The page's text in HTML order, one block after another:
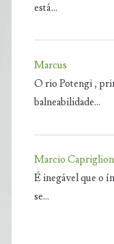
está…
Marcus
O rio Potengi ,
balneabilidade…
Marcio
É inegável que o
se…